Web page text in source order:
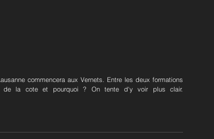
commencera aux Vernets. Entre les deux formations
de la cote et pourquoi ? On tente d'y voir plus clair.